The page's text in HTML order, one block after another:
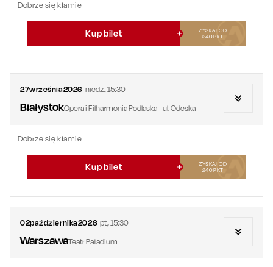
Dobrze się kłamie
Kup bilet
ZYSKAJ OD
240PKT
27września2026 niedz.,15:30
BiałystokOpera i Filharmonia Podlaska - ul. Odeska
Dobrze się kłamie
Kup bilet
ZYSKAJ OD
240PKT
02października2026 pt.,15:30
WarszawaTeatr Palladium